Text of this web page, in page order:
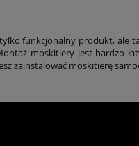
funkcjonalny produkt, ale
moskitiery jest bardzo
zainstalować moskitierę